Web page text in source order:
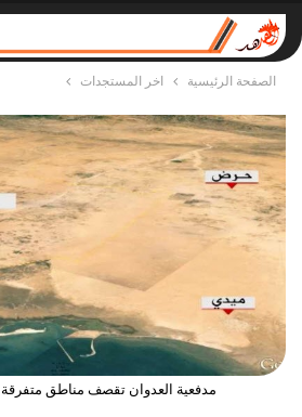
الصفحة الرئيسية اخر المستجدات
مدفعية العدوان تقصف مناطق